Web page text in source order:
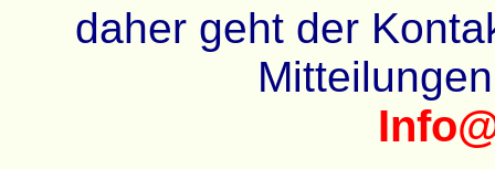
daher geht der